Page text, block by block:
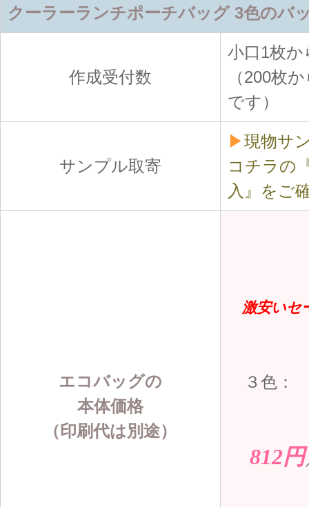
クーラーランチポーチバッグ 3色のバ
作成受付数
小口1枚
（200枚
です）
サンプル取寄
▶現物サ
コチラの
入』をご
エコバッグの
本体価格
（印刷代は別途）
激安いセ
３色：
812円